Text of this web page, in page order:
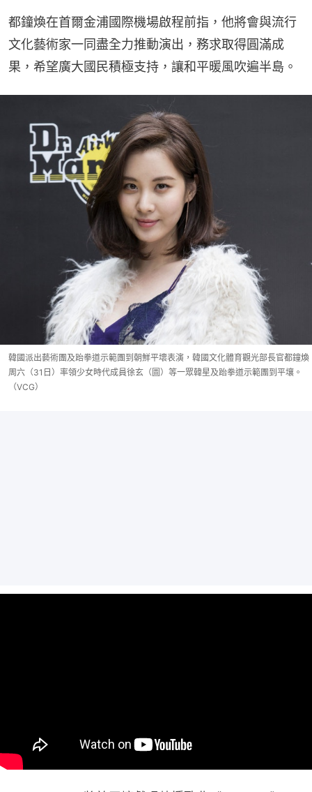
都鐘煥在首爾金浦國際機場啟程前指，他將會與流行
文化藝術家一同盡全力推動演出，務求取得圓滿成
果，希望廣大國民積極支持，讓和平暖風吹遍半島。
韓國派出藝術團及跆拳道示範團到朝鮮平壞表演，韓國文化體育觀光部長官都鐘煥
周六（31日）率領少女時代成員徐玄（圖）等一眾韓星及跆拳道示範團到平壤。
（VCG）